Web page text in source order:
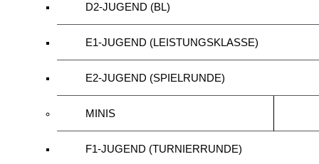
D2-JUGEND (BL)
E1-JUGEND (LEISTUNGSKLASSE)
E2-JUGEND (SPIELRUNDE)
MINIS
F1-JUGEND (TURNIERRUNDE)